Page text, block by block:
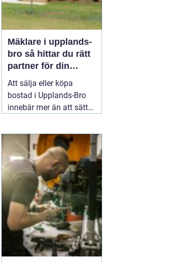
Mäklare i upplands-
bro så hittar du rätt
partner för din
bostadsaffär
Att sälja eller köpa
bostad i Upplands-Bro
innebär mer än att sätta
annons. Marknaden rör
sig snabbt, varje område
har sina egna
förutsättningar och små
detaljer kan göra stor
skillnad för slutpriset. En
02 augusti 2026